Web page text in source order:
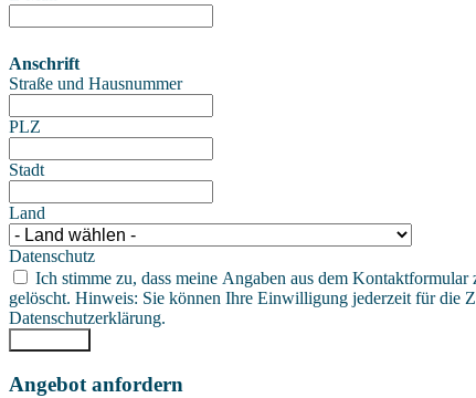
Anschrift
Straße und Hausnummer
PLZ
Stadt
Land
Datenschutz
Ich stimme zu, dass meine Angaben aus dem
gelöscht. Hinweis: Sie können Ihre Einwilligung jederzeit für die
Datenschutzerklärung.
Angebot anfordern